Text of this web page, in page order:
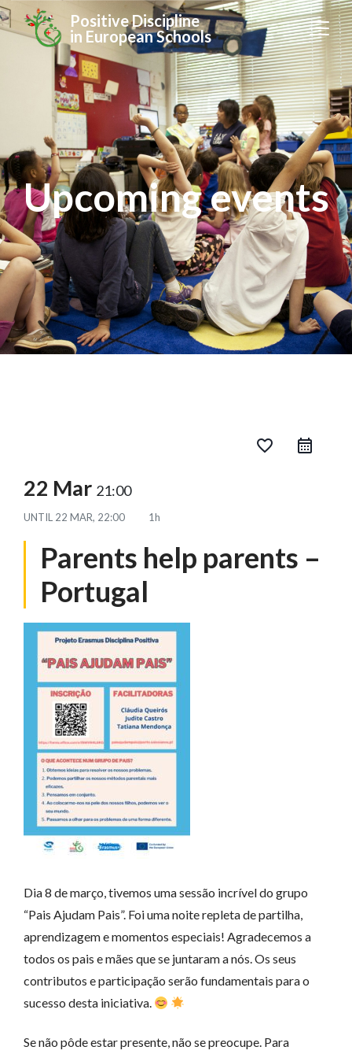
Positive Discipline
in European Schools
Upcoming events
favorite_border
22 Mar 21:00
UNTIL 22 MAR, 22:00 1h
Parents help parents –
Portugal
Dia 8 de março, tivemos uma sessão incrível do grupo
“Pais Ajudam Pais”. Foi uma noite repleta de partilha,
aprendizagem e momentos especiais! Agradecemos a
todos os pais e mães que se juntaram a nós. Os seus
contributos e participação serão fundamentais para o
sucesso desta iniciativa.
Se não pôde estar presente, não se preocupe. Para